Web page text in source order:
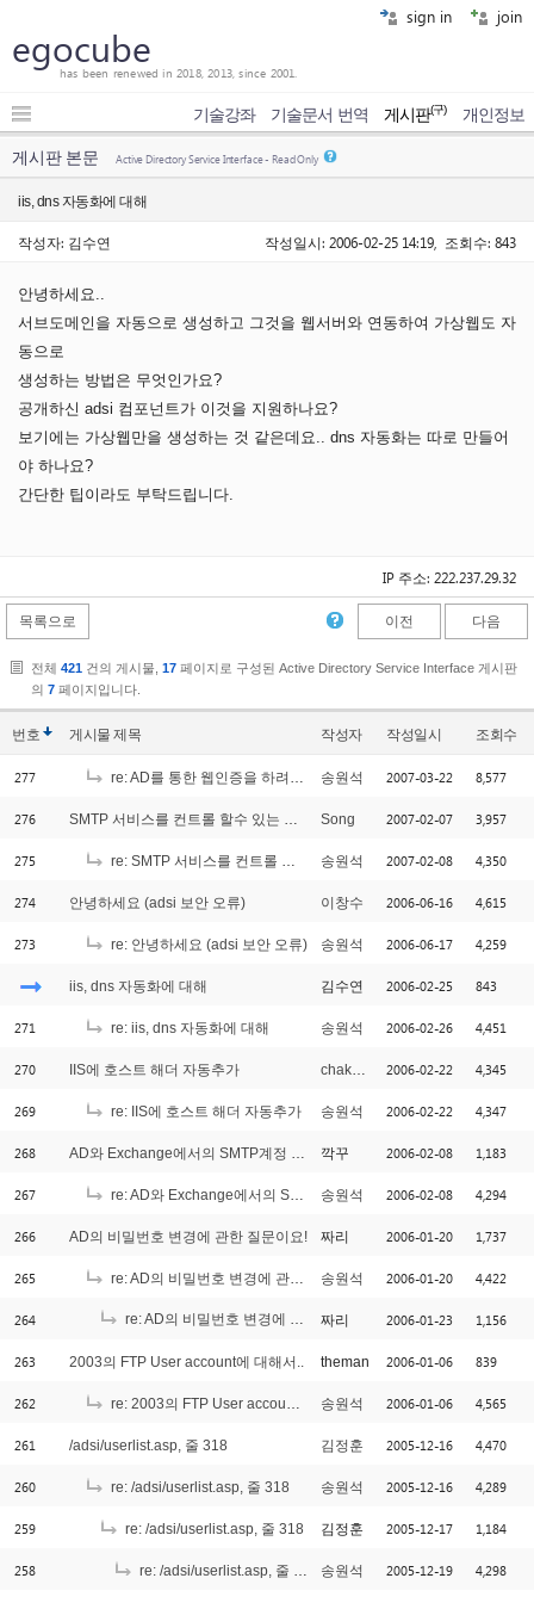
sign in join
egocube
has been renewed in 2018, 2013, since 2001.
기술강좌 기술문서 번역 게시판(구) 개인정보
게시판 본문 Active Directory Service Interface - Read Only
iis, dns 자동화에 대해
작성자: 김수연 작성일시: 2006-02-25 14:19, 조회수: 843
안녕하세요..
서브도메인을 자동으로 생성하고 그것을 웹서버와 연동하여 가상웹도 자
동으로
생성하는 방법은 무엇인가요?
공개하신 adsi 컴포넌트가 이것을 지원하나요?
보기에는 가상웹만을 생성하는 것 같은데요.. dns 자동화는 따로 만들어
야 하나요?
간단한 팁이라도 부탁드립니다.
IP 주소: 222.237.29.32
목록으로 이전 다음
전체 421 건의 게시물, 17 페이지로 구성된 Active Directory Service Interface 게시판
의 7 페이지입니다.
번호 게시물제목 작성자 작성일시 조회수
277 re: AD를 통한 웹인증을 하려는데요 송원석 2007-03-22 8,577
276 SMTP 서비스를 컨트롤 할수 있는 방법 좀 알고 싶습니다. Song 2007-02-07 3,957
275 re: SMTP 서비스를 컨트롤 할수 있는 방법 좀 알고 싶습니다. 송원석 2007-02-08 4,350
274 안녕하세요 (adsi 보안 오류) 이창수 2006-06-16 4,615
273 re: 안녕하세요 (adsi 보안 오류) 송원석 2006-06-17 4,259
iis, dns 자동화에 대해 김수연 2006-02-25 843
271 re: iis, dns 자동화에 대해 송원석 2006-02-26 4,451
270 IIS에 호스트 해더 자동추가 chakankim 2006-02-22 4,345
269 re: IIS에 호스트 해더 자동추가 송원석 2006-02-22 4,347
268 AD와 Exchange에서의 SMTP계정 추가 깍꾸 2006-02-08 1,183
267 re: AD와 Exchange에서의 SMTP계정 추가 송원석 2006-02-08 4,294
266 AD의 비밀번호 변경에 관한 질문이요! 짜리 2006-01-20 1,737
265 re: AD의 비밀번호 변경에 관한 질문이요! 송원석 2006-01-20 4,422
264 re: AD의 비밀번호 변경에 관한 질문이요! [1]
짜리 2006-01-23 1,156
263 2003의 FTP User account에 대해서.. theman 2006-01-06 839
262 re: 2003의 FTP User account에 대해서.. 송원석 2006-01-06 4,565
261 /adsi/userlist.asp, 줄 318 김정훈 2005-12-16 4,470
260 re: /adsi/userlist.asp, 줄 318 송원석 2005-12-16 4,289
259 re: /adsi/userlist.asp, 줄 318 김정훈 2005-12-17 1,184
258 re: /adsi/userlist.asp, 줄 318 송원석 2005-12-19 4,298